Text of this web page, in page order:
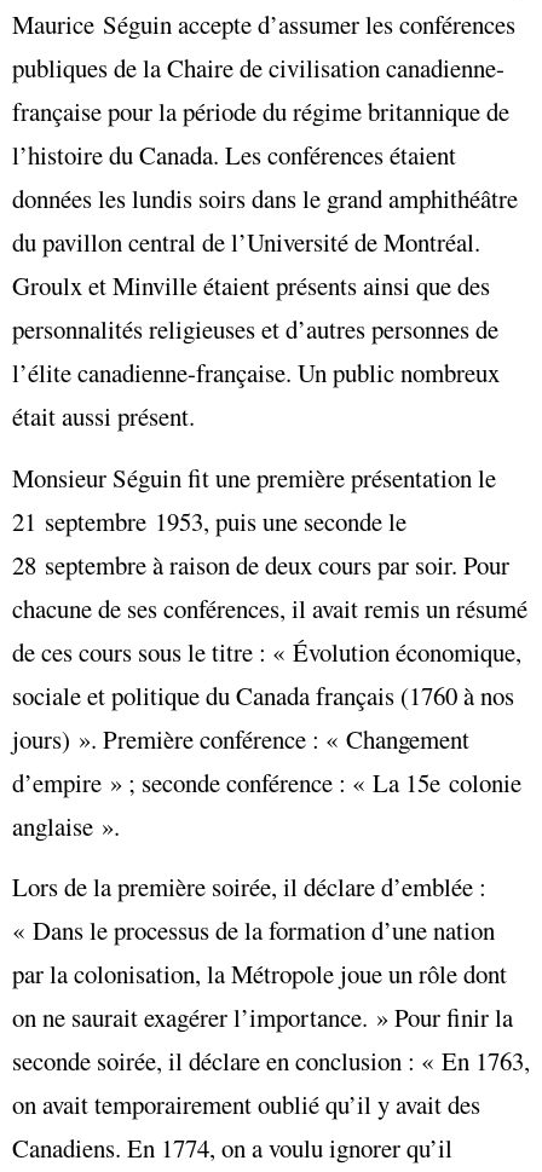
Maurice Séguin accepte d’assumer les conférences
publiques de la Chaire de civilisation canadienne-
française pour la période du régime britannique de
l’histoire du Canada. Les conférences étaient
données les lundis soirs dans le grand amphithéâtre
du pavillon central de l’Université de Montréal.
Groulx et Minville étaient présents ainsi que des
personnalités religieuses et d’autres personnes de
l’élite canadienne-française. Un public nombreux
était aussi présent.
Monsieur Séguin fit une première présentation le
21 septembre 1953, puis une seconde le
28 septembre à raison de deux cours par soir. Pour
chacune de ses conférences, il avait remis un résumé
de ces cours sous le titre : « Évolution économique,
sociale et politique du Canada français (1760 à nos
jours) ». Première conférence : « Changement
d’empire » ; seconde conférence : « La 15e colonie
anglaise ».
Lors de la première soirée, il déclare d’emblée :
« Dans le processus de la formation d’une nation
par la colonisation, la Métropole joue un rôle dont
on ne saurait exagérer l’importance. » Pour finir la
seconde soirée, il déclare en conclusion : « En 1763,
on avait temporairement oublié qu’il y avait des
Canadiens. En 1774, on a voulu ignorer qu’il